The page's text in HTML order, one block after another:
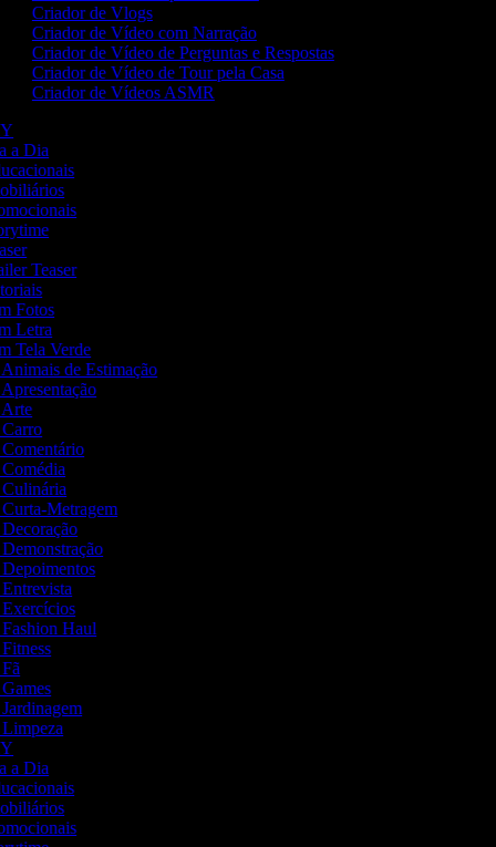
Criador de Vlogs
Criador de Vídeo com Narração
Criador de Vídeo de Perguntas e Respostas
Criador de Vídeo de Tour pela Casa
Criador de Vídeos ASMR
a Dia
Teaser
Fotos
Letra
Tela Verde
de Estimação
Arte
Culinária
Metragem
Exercícios
Haul
Limpeza
a Dia